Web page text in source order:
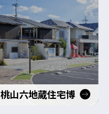
桃山六地蔵住宅博